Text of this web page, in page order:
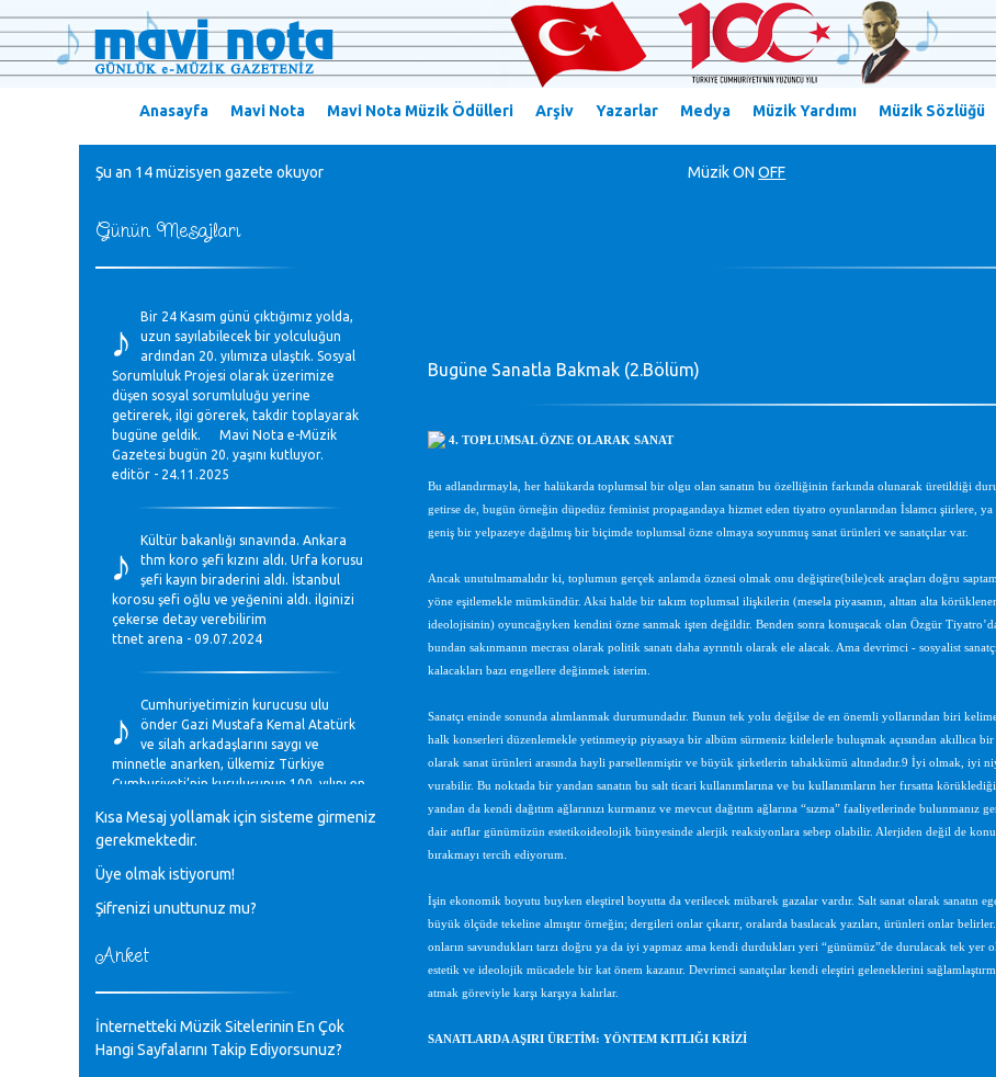
Anasayfa Mavi Nota Mavi Nota Müzik Ödülleri Arşiv Yazarlar Medya Müzik Yardımı Müzik Sözlüğü
Şu an 14 müzisyen gazete okuyor MüzikON OFF
Günün Mesajları
♪
Bir 24 Kasım günü çıktığımız yolda,
uzun sayılabilecek bir yolculuğun
ardından 20. yılımıza ulaştık. Sosyal
Sorumluluk Projesi olarak üzerimize
düşen sosyal sorumluluğu yerine
getirerek, ilgi görerek, takdir toplayarak
bugüne geldik. Mavi Nota e-Müzik
Gazetesi bugün 20. yaşını kutluyor.
editör - 24.11.2025
♪
Kültür bakanlığı sınavında. Ankara
thm koro şefi kızını aldı. Urfa korusu
şefi kayın biraderini aldı. İstanbul
korosu şefi oğlu ve yeğenini aldı. ilginizi
çekerse detay verebilirim
ttnet arena - 09.07.2024
♪
Cumhuriyetimizin kurucusu ulu
önder Gazi Mustafa Kemal Atatürk
ve silah arkadaşlarını saygı ve
minnetle anarken, ülkemiz Türkiye
Cumhuriyeti’nin kuruluşunun 100. yılını en
Mavi Nota - 28.10.2023
♪
Müzik Bölümlerinin Eğitim
Gülşah Sargın Kaptaş - 28.10.2023
♪
Mavi Nota - 07.02.2023
Kısa Mesaj yollamak için sisteme girmeniz
gerekmektedir.
Üye olmak istiyorum!
Şifrenizi unuttunuz mu?
Anket
İnternetteki Müzik Sitelerinin En Çok
Hangi Sayfalarını Takip Ediyorsunuz?
Bugüne Sanatla Bakmak (2.Bölüm)
4. TOPLUMSAL ÖZNE OLARAK SANAT
Bu adlandırmayla, her halükarda toplumsal bir olgu olan sanatın bu özelliğinin farkında olunarak üretildiği
getirse de, bugün örneğin düpedüz feminist propagandaya hizmet eden tiyatro oyunlarından İslamcı şiirlere,
geniş bir yelpazeye dağılmış bir biçimde toplumsal özne olmaya soyunmuş sanat ürünleri ve sanatçılar var.
Ancak unutulmamalıdır ki, toplumun gerçek anlamda öznesi olmak onu değiştire(bile)cek araçları doğru
yöne eşitlemekle mümkündür. Aksi halde bir takım toplumsal ilişkilerin (mesela piyasanın, alttan alta
ideolojisinin) oyuncağıyken kendini özne sanmak işten değildir. Benden sonra konuşacak olan Özgür
bundan sakınmanın mecrası olarak politik sanatı daha ayrıntılı olarak ele alacak. Ama devrimci - sosyalist
kalacakları bazı engellere değinmek isterim.
Sanatçı eninde sonunda alımlanmak durumundadır. Bunun tek yolu değilse de en önemli yollarından biri
halk konserleri düzenlemekle yetinmeyip piyasaya bir albüm sürmeniz kitlelerle buluşmak açısından akıllıca
olarak sanat ürünleri arasında hayli parsellenmiştir ve büyük şirketlerin tahakkümü altındadır.9 İyi olmak, iyi
vurabilir. Bu noktada bir yandan sanatın bu salt ticari kullanımlarına ve bu kullanımların her fırsatta
yandan da kendi dağıtım ağlarınızı kurmanız ve mevcut dağıtım ağlarına “sızma” faaliyetlerinde
dair atıflar günümüzün estetikoideolojik bünyesinde alerjik reaksiyonlara sebep olabilir. Alerjiden değil de
bırakmayı tercih ediyorum.
İşin ekonomik boyutu buyken eleştirel boyutta da verilecek mübarek gazalar vardır. Salt sanat olarak sanatın
büyük ölçüde tekeline almıştır örneğin; dergileri onlar çıkarır, oralarda basılacak yazıları, ürünleri onlar
onların savundukları tarzı doğru ya da iyi yapmaz ama kendi durdukları yeri “günümüz”de durulacak tek
estetik ve ideolojik mücadele bir kat önem kazanır. Devrimci sanatçılar kendi eleştiri geleneklerini
atmak göreviyle karşı karşıya kalırlar.
SANATLARDA AŞIRI ÜRETİM: YÖNTEM KITLIĞI KRİZİ